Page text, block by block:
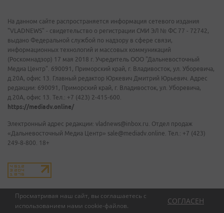
Просматривая наш сайт, вы соглашаетесь с
использованием нами cookie-файлов.
СОГЛАСЕН
На данном сайте распространяется информация сетевого издания
"VLADNEWS" - свидетельство о регистрации СМИ ЭЛ № ФС 77 - 72742,
выдано Федеральной службой по надзору в сфере связи,
информационных технологий и массовых коммуникаций
(Роскомнадзор) 17 мая 2018 г. Учредитель ООО "Дальневосточный
Медиа Центр". 690091, Приморский край, г. Владивосток, ул. Уборевича,
д.20А, офис 13. Главный редактор Юркевич Дмитрий Юрьевич. Адрес
редакции: 690091, Приморский край, г. Владивосток, ул. Уборевича,
д.20А, офис 13. Тел.: +7 (423) 2-415-600.
https://mediadv.online/
Электронный адрес редакции: vladnews@inbox.ru. Отдел продаж
«Дальневосточный Медиа Центр» sale@mediadv.online. Тел.: +7 (423)
249-8-800. 18+